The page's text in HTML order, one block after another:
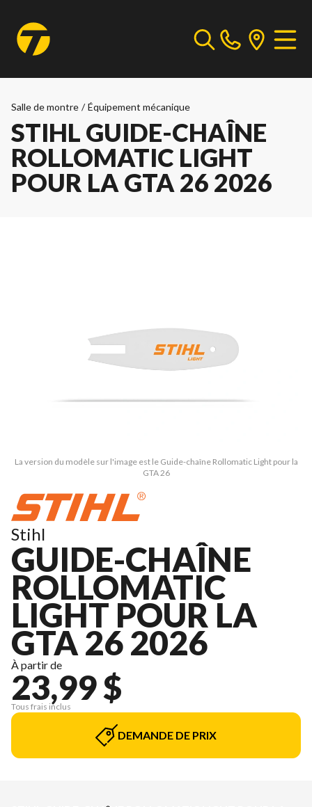
Salle de montre / Équipement mécanique
STIHL GUIDE-CHAÎNE
ROLLOMATIC LIGHT
POUR LA GTA 26 2026
La version du modèle sur l'image est le Guide-chaîne Rollomatic Light pour la
GTA 26
Stihl
GUIDE-CHAÎNE
ROLLOMATIC
LIGHT POUR LA
GTA 26 2026
À partir de
23,99 $
Tous frais inclus
DEMANDE DE PRIX